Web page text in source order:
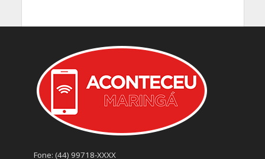
Fone: (44) 99718-XXXX